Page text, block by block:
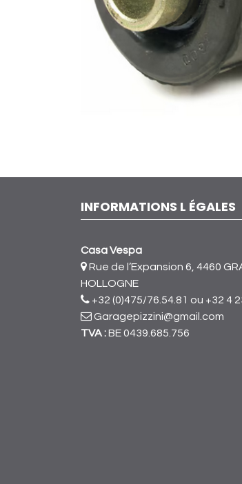
INFORMATIONS L ÉGALES
Casa Vespa
Rue de l’Expansion 6, 4460
HOLLOGNE
+32 (0)475/76.54.81 ou +32 4
Garagepizzini@gmail.com
TVA :BE 0439.685.756